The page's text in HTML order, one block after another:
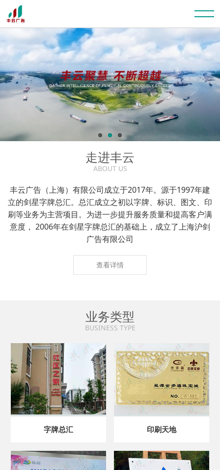
走进丰云
ABOUT US
丰云广告（上海）有限公司成立于2017年。源于1997年建
立的剑星字牌总汇。总汇成立之初以字牌、标识、图文、印
刷等业务为主营项目。为进一步提升服务质量和提高客户满
意度， 2006年在剑星字牌总汇的基础上，成立了上海沪剑
广告有限公司
查看详情
业务类型
BUSINESS TYPE
字牌总汇 印刷天地